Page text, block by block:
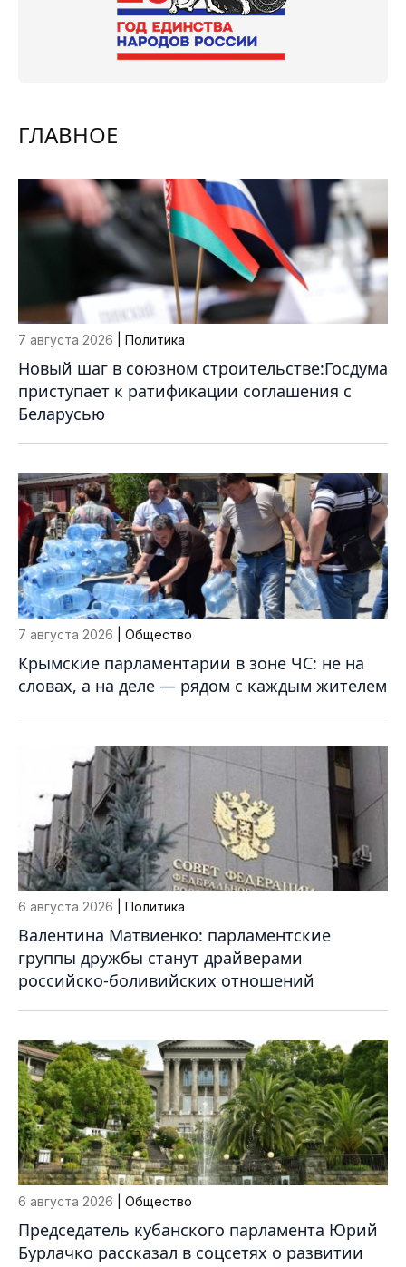
ГЛАВНОЕ
7 августа 2026 | Политика
Новый шаг в союзном строительстве:Госдума
приступает к ратификации соглашения с
Беларусью
7 августа 2026 | Общество
Крымские парламентарии в зоне ЧС: не на
словах, а на деле — рядом с каждым жителем
6 августа 2026 | Политика
Валентина Матвиенко: парламентские
группы дружбы станут драйверами
российско-боливийских отношений
6 августа 2026 | Общество
Председатель кубанского парламента Юрий
Бурлачко рассказал в соцсетях о развитии